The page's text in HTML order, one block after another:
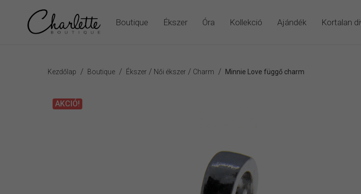
Boutique Ékszer Óra Kollekció Ajándék Kortalan
Kezdőlap / Boutique/ Ékszer/ Női ékszer/ Charm / Minnie Love függő charm
AKCIÓ!